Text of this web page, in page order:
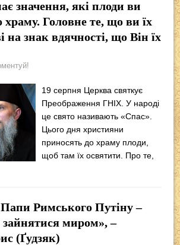
значення, які плоди ви
храму. Головне те, що ви їх
на знак вдячності, що Він їх
19 серпня Церква святкує
Преображення ГНІХ. У народі
це свято називають «Спас».
Цього дня християни
приносять до храму плоди,
щоб там їх освятити. Про те,
Римського Путіну –
миром», –
(Ґудзяк)